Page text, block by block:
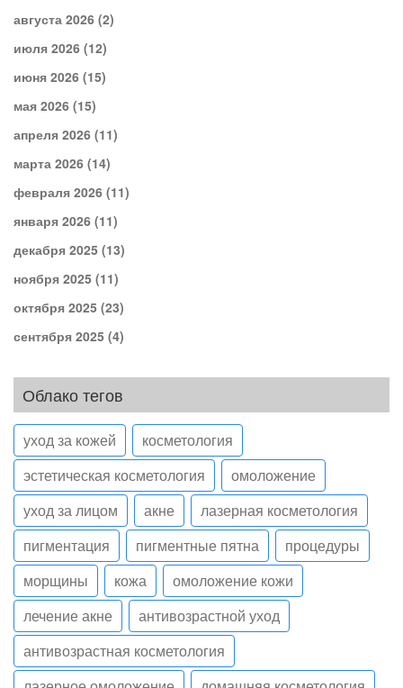
августа 2026 (2)
июля 2026 (12)
июня 2026 (15)
мая 2026 (15)
апреля 2026 (11)
марта 2026 (14)
февраля 2026 (11)
января 2026 (11)
декабря 2025 (13)
ноября 2025 (11)
октября 2025 (23)
сентября 2025 (4)
Облако тегов
уход за кожей
косметология
эстетическая косметология
омоложение
уход за лицом
акне
лазерная косметология
пигментация
пигментные пятна
процедуры
морщины
кожа
омоложение кожи
лечение акне
антивозрастной уход
антивозрастная косметология